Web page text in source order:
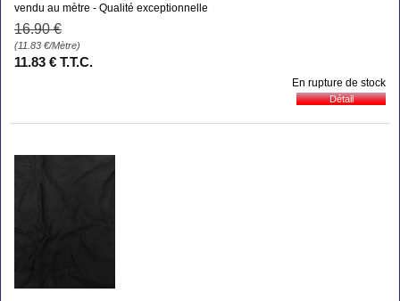
vendu au mètre - Qualité exceptionnelle
16.90 €
(11.83 €/Mètre)
11.83 € T.T.C.
En rupture de stock